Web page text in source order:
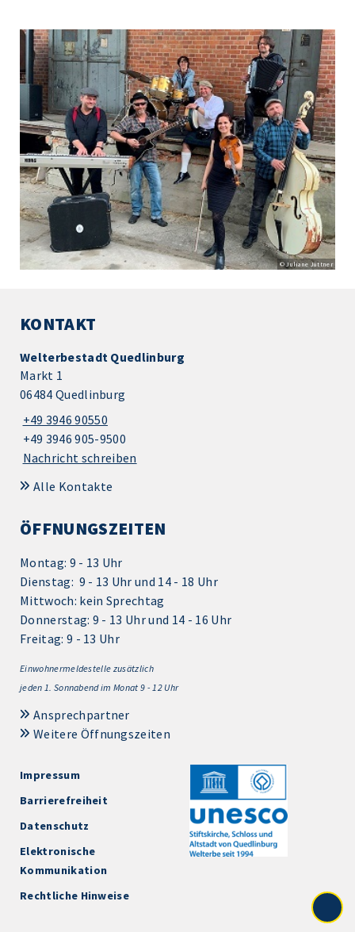
© Juliane Jüttner
KONTAKT
Welterbestadt Quedlinburg
Markt 1
06484 Quedlinburg
+49 3946 90550
+49 3946 905-9500
Nachricht schreiben
Alle Kontakte
ÖFFNUNGSZEITEN
Montag: 9 - 13 Uhr
Dienstag: 9 - 13 Uhr und 14 - 18 Uhr
Mittwoch: kein Sprechtag
Donnerstag: 9 - 13 Uhr und 14 - 16 Uhr
Freitag: 9 - 13 Uhr
Einwohnermeldestelle zusätzlich
jeden 1. Sonnabend im Monat 9 - 12 Uhr
Ansprechpartner
Weitere Öffnungszeiten
Impressum
Barrierefreiheit
Datenschutz
Elektronische
Kommunikation
Rechtliche Hinweise